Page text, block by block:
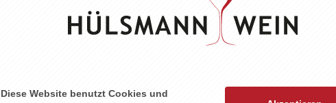
ZU DIESEM PRODUKT PASST ...
Diese Website benutzt Cookies und